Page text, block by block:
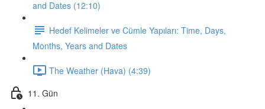
and Dates (12:10)
Hedef Kelimeler ve Cümle Yapıları: Time, Days,
Months, Years and Dates
The Weather (Hava) (4:39)
11. Gün